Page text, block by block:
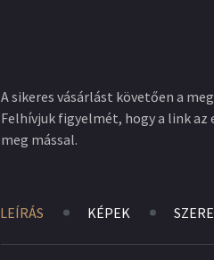
A sikeres vásárlást követően a
Felhívjuk figyelmét, hogy a link
meg mással.
LEÍRÁS KÉPEK